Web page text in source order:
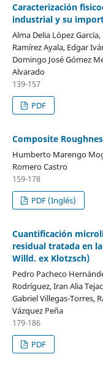
Caracterización
industrial y su
Alma Delia López
Ramírez Ayala, Edgar
Domingo José Gómez
Alvarado
139-157
PDF
Composite
Humberto Marengo
Romero Castro
159-178
PDF (Inglés)
Cuantificación
residual tratada en
Willd. ex Klotzsch)
Pedro Pacheco
Rodríguez, Iran Alia
Gabriel Villegas-Torres,
Vázquez Peña
179-186
PDF